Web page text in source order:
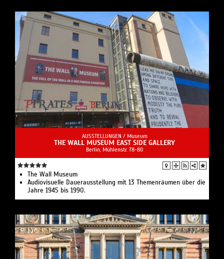
AUSSTELLUNGEN / Museum
THE WALL MUSEUM EAST SIDE GALLERY
Berlin, Mühlenstr. 78-80
The Wall Museum
Audiovisuelle Dauerausstellung mit 13 Themenräumen über die
Jahre 1945 bis 1990.